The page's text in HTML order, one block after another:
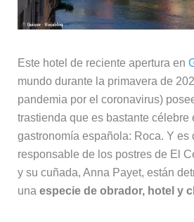
Este hotel de reciente apertura en
mundo durante la primavera de
pandemia por el coronavirus)
trastienda que es bastante célebre
gastronomía española: Roca. Y es
responsable de los postres de El
y su cuñada, Anna Payet, están
una especie de obrador, hotel y